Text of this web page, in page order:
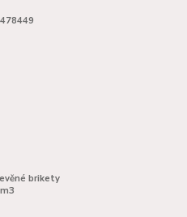
brikety